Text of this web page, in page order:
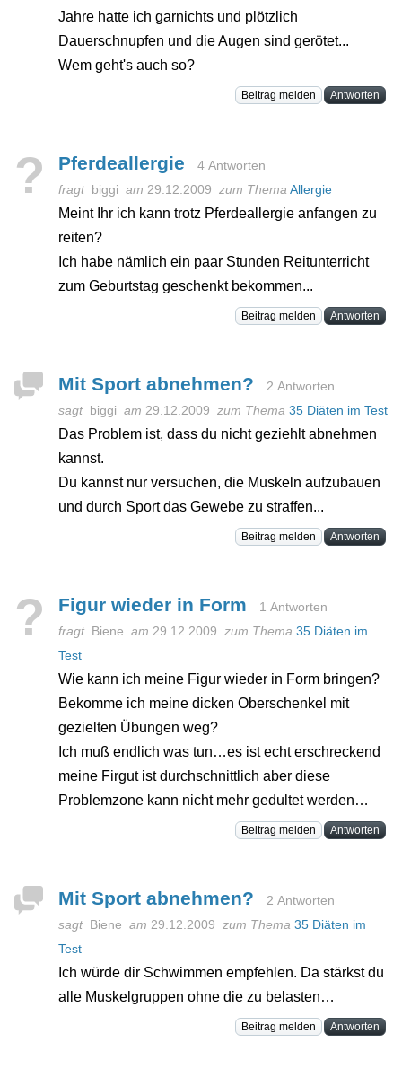
Jahre hatte ich garnichts und plötzlich
Dauerschnupfen und die Augen sind gerötet...
Wem geht's auch so?
Beitrag melden Antworten
? Pferdeallergie
4 Antworten
fragt biggi am 29.12.2009 zum Thema Allergie
Meint Ihr ich kann trotz Pferdeallergie anfangen zu
reiten?
Ich habe nämlich ein paar Stunden Reitunterricht
zum Geburtstag geschenkt bekommen...
Beitrag melden Antworten
Mit Sport abnehmen?
2 Antworten
sagt biggi am 29.12.2009 zum Thema 35 Diäten im Test
Das Problem ist, dass du nicht geziehlt abnehmen
kannst.
Du kannst nur versuchen, die Muskeln aufzubauen
und durch Sport das Gewebe zu straffen...
Beitrag melden Antworten
? Figur wieder in Form
1 Antworten
fragt Biene am 29.12.2009 zum Thema 35 Diäten im
Test
Wie kann ich meine Figur wieder in Form bringen?
Bekomme ich meine dicken Oberschenkel mit
gezielten Übungen weg?
Ich muß endlich was tun…es ist echt erschreckend
meine Firgut ist durchschnittlich aber diese
Problemzone kann nicht mehr gedultet werden…
Beitrag melden Antworten
Mit Sport abnehmen?
2 Antworten
sagt Biene am 29.12.2009 zum Thema 35 Diäten im
Test
Ich würde dir Schwimmen empfehlen. Da stärkst du
alle Muskelgruppen ohne die zu belasten…
Beitrag melden Antworten